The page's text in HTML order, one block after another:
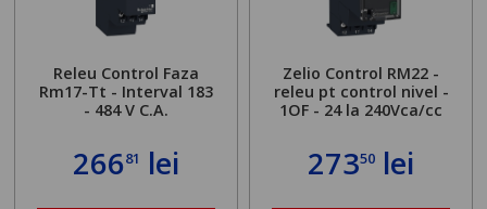
Releu Control Faza
Rm17-Tt - Interval 183
- 484 V C.A.
26681 lei
Zelio Control RM22 -
releu pt control nivel -
1OF - 24 la 240Vca/cc
27350 lei